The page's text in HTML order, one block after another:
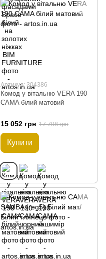
Артикул: 304386
Комод у вітальню VERA 190
CAMA білий матовий
15 052 грн 17 708 грн
Купити